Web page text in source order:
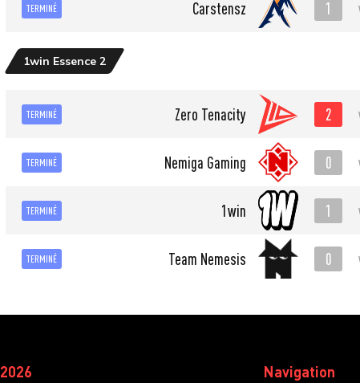
TERMINÉ Carstensz 1
1win Essence 2
TERMINÉ Zero Tenacity 2
TERMINÉ Nemiga Gaming 0
TERMINÉ 1win 1
TERMINÉ Team Nemesis 0
Navigation